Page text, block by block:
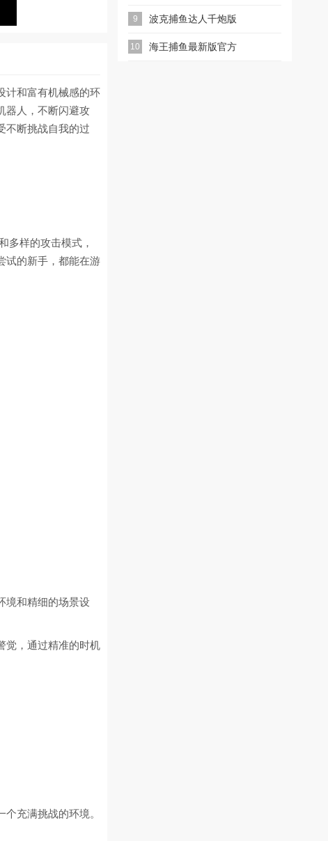
计和富有机械感的环
器人，不断闪避攻
不断挑战自我的过
多样的攻击模式，
试的新手，都能在游
境和精细的场景设
觉，通过精准的时机
充满挑战的环境。
9 波克捕鱼达人千炮版
2026微信版本
10 海王捕鱼最新版官方